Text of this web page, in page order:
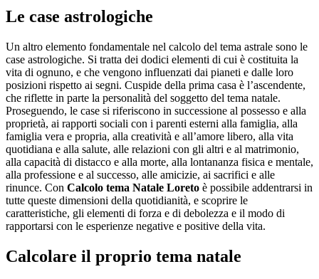
Le case astrologiche
Un altro elemento fondamentale nel calcolo del tema astrale sono le
case astrologiche. Si tratta dei dodici elementi di cui è costituita la
vita di ognuno, e che vengono influenzati dai pianeti e dalle loro
posizioni rispetto ai segni. Cuspide della prima casa è l’ascendente,
che riflette in parte la personalità del soggetto del tema natale.
Proseguendo, le case si riferiscono in successione al possesso e alla
proprietà, ai rapporti sociali con i parenti esterni alla famiglia, alla
famiglia vera e propria, alla creatività e all’amore libero, alla vita
quotidiana e alla salute, alle relazioni con gli altri e al matrimonio,
alla capacità di distacco e alla morte, alla lontananza fisica e mentale,
alla professione e al successo, alle amicizie, ai sacrifici e alle
rinunce. Con Calcolo tema Natale Loreto è possibile addentrarsi in
tutte queste dimensioni della quotidianità, e scoprire le
caratteristiche, gli elementi di forza e di debolezza e il modo di
rapportarsi con le esperienze negative e positive della vita.
Calcolare il proprio tema natale